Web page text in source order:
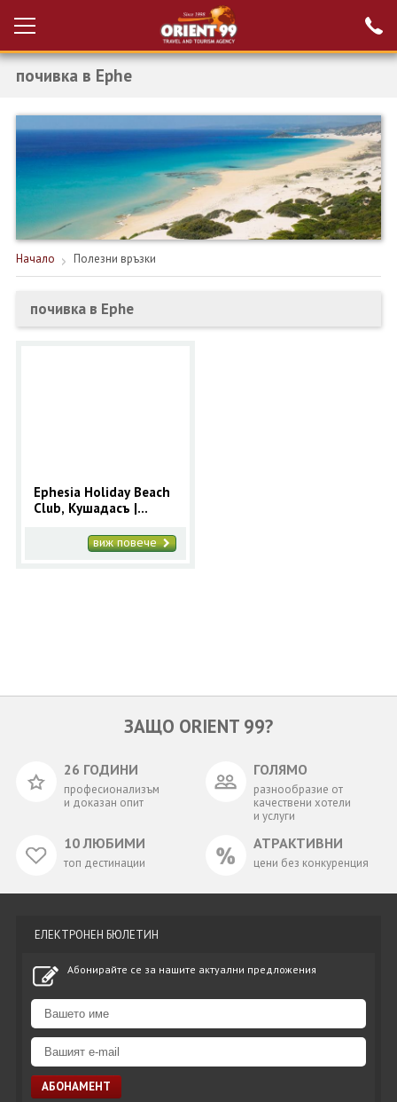
Вход за агенти
РАННИ ЗАПИСВАНИЯ ТУРЦИЯ
НОВА ГОДИНА ТУРЦИЯ
НОВА ГОДИНА
ПОЧИВКИ
КРУИЗИ
ЕКЗОТИКА
0700 144 34
почивка в Ephe
Начало Полезни връзки
почивка в Ephe
Ephesia Holiday Beach
Club, Кушадасъ |
2025 за Кушадасъ с 9
виж повече
ЗАЩО ORIENT 99?
26 ГОДИНИ
професионализъм
и доказан опит
ГОЛЯМО
разнообразие от
качествени хотели
и услуги
10 ЛЮБИМИ
топ дестинации
АТРАКТИВНИ
цени без конкуренция
ЕЛЕКТРОНЕН БЮЛЕТИН
Абонирайте се за нашите актуални предложения